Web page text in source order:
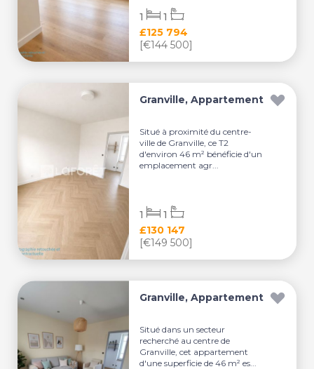
£125 794
[€144 500]
1 1
Granville, Appartement
Situé à proximité du centre-
ville de Granville, ce T2
d'environ 46 m² bénéficie d'un
emplacement agr...
£130 147
[€149 500]
1 1
Granville, Appartement
Situé dans un secteur
recherché au centre de
Granville, cet appartement
d'une superficie de 46 m² es...